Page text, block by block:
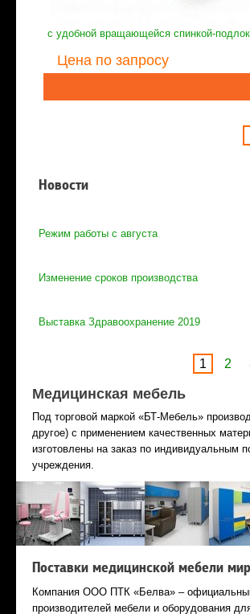
с удобной вращающейся спинкой-
Цена по запросу
Новости
Режим работы с августа
Изменение сроков производства
Выставка Здравоохранение 2019
1 2
Медицинская мебель
Под торговой маркой «БТ-Мебель»
другое) с применением качественных
изготовлены на заказ по индивидуальным
учреждения.
Поставки медицинской мебели
Компания ООО ПТК «Белва» –
производителей мебели и оборудования